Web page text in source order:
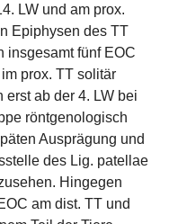
LW und am prox.
Epiphysen des TT
insgesamt fünf EOC
prox. TT solitär
ab der 4. LW bei
röntgenologisch
Ausprägung und
des Lig. patellae
Hingegen
am dist. TT und